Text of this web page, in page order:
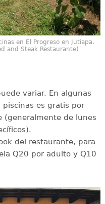
en El Progreso en Jutiapa.
and Steak Restaurante)
variar. En algunas
piscinas es gratis por
(generalmente de lunes
del restaurante, para
Q20 por adulto y Q10